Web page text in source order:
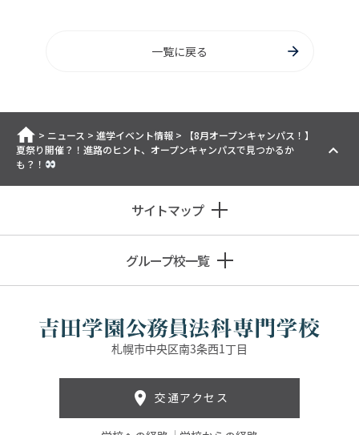
一覧に戻る
ホーム
> ニュース > 進学イベント情報 >
【8月オープンキャンパス！】
夏祭り開催？！進路のヒント、オープンキャンパスで見つかるか
も？！
サイトマップ
グループ校一覧
札幌市中央区南3条西1丁目
交通アクセス